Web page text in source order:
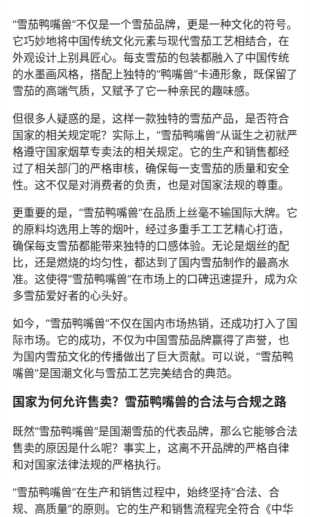
“雪茄鸭嘴兽”不仅是一个雪茄品牌，更是一种文化的符号。
它巧妙地将中国传统文化元素与现代雪茄工艺相结合，在
外观设计上别具匠心。每支雪茄的包装都融入了中国传统
的水墨画风格，搭配上独特的“鸭嘴兽”卡通形象，既保留了
雪茄的高端气质，又赋予了它一种亲民的趣味感。
但很多人疑惑的是，这样一款独特的雪茄产品，是否符合
国家的相关规定呢？实际上，“雪茄鸭嘴兽”从诞生之初就严
格遵守国家烟草专卖法的相关规定。它的生产和销售都经
过了相关部门的严格审核，确保每一支雪茄的质量和安全
性。这不仅是对消费者的负责，也是对国家法规的尊重。
更重要的是，“雪茄鸭嘴兽”在品质上丝毫不输国际大牌。它
的原料均选用上等的烟叶，经过多重手工工艺精心打造，
确保每支雪茄都能带来独特的口感体验。无论是烟丝的配
比，还是燃烧的均匀性，都达到了国内雪茄制作的最高水
准。这使得“雪茄鸭嘴兽”在市场上的口碑迅速提升，成为众
多雪茄爱好者的心头好。
如今，“雪茄鸭嘴兽”不仅在国内市场热销，还成功打入了国
际市场。它的成功，不仅为中国雪茄品牌赢得了声誉，也
为国内雪茄文化的传播做出了巨大贡献。可以说，“雪茄鸭
嘴兽”是国潮文化与雪茄工艺完美结合的典范。
国家为何允许售卖？雪茄鸭嘴兽的合法与合规之路
既然“雪茄鸭嘴兽”是国潮雪茄的代表品牌，那么它能够合法
售卖的原因是什么呢？事实上，这离不开品牌的严格自律
和对国家法律法规的严格执行。
“雪茄鸭嘴兽”在生产和销售过程中，始终坚持“合法、合
规、高质量”的原则。它的生产和销售流程完全符合《中华